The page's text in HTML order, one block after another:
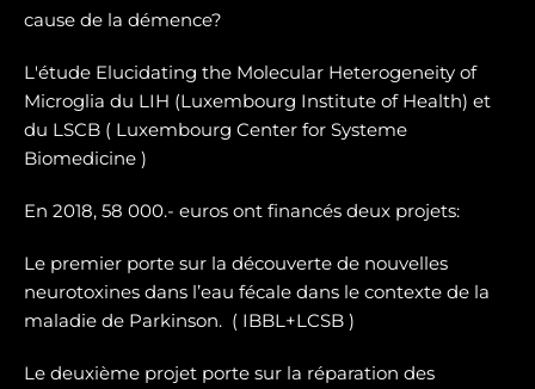
cause de la démence?
L'étude Elucidating the Molecular Heterogeneity of
Microglia du LIH (Luxembourg Institute of Health) et
du LSCB ( Luxembourg Center for Systeme
Biomedicine )
En 2018, 58 000.- euros ont financés deux projets:
Le premier porte sur la découverte de nouvelles
neurotoxines dans l’eau fécale dans le contexte de la
maladie de Parkinson. ( IBBL+LCSB )
Le deuxième projet porte sur la réparation des